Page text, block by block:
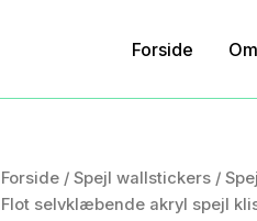
Forside Om
Forside / Spejl wallstickers /
Flot selvklæbende akryl spejl